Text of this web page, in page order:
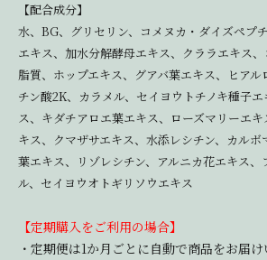
【配合成分】
水、BG、グリセリン、コメヌカ・ダイズペプ
エキス、加水分解酵母エキス、クララエキス
脂質、ホップエキス、グアバ葉エキス、ヒアル
チン酸2K、カラメル、セイヨウトチノキ種子
ス、キダチアロエ葉エキス、ローズマリーエ
キス、クマザサエキス、水添レシチン、カルボ
葉エキス、リゾレシチン、アルニカ花エキス、
ル、セイヨウオトギリソウエキス
【定期購入をご利用の場合】
・定期便は1か月ごとに自動で商品をお届け